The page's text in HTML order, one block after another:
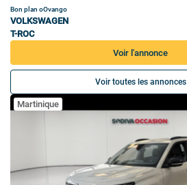
Bon plan oOvango
VOLKSWAGEN
T-ROC
Voir l'annonce
Voir toutes les annonces
Martinique